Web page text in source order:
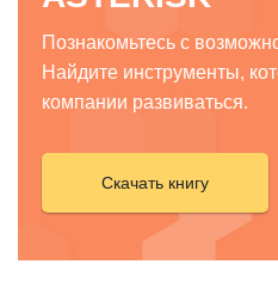
Познакомьтесь с
Найдите инструменты,
компании развиваться.
Скачать книгу